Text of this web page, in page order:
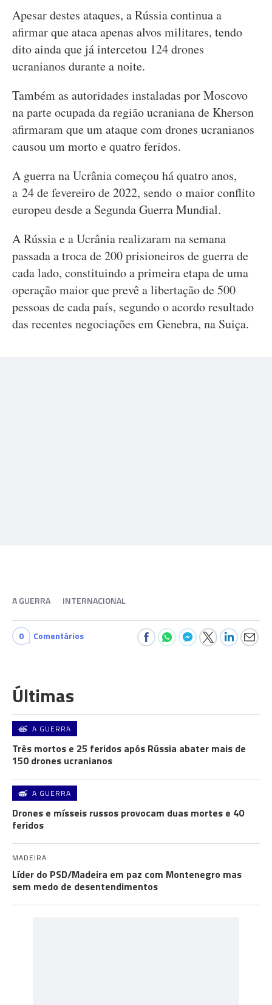
Apesar destes ataques, a Rússia continua a
afirmar que ataca apenas alvos militares, tendo
dito ainda que já intercetou 124 drones
ucranianos durante a noite.
Também as autoridades instaladas por Moscovo
na parte ocupada da região ucraniana de Kherson
afirmaram que um ataque com drones ucranianos
causou um morto e quatro feridos.
A guerra na Ucrânia começou há quatro anos,
a 24 de fevereiro de 2022, sendo o maior conflito
europeu desde a Segunda Guerra Mundial.
A Rússia e a Ucrânia realizaram na semana
passada a troca de 200 prisioneiros de guerra de
cada lado, constituindo a primeira etapa de uma
operação maior que prevê a libertação de 500
pessoas de cada país, segundo o acordo resultado
das recentes negociações em Genebra, na Suiça.
A GUERRA INTERNACIONAL
0 Comentários
Últimas
A GUERRA
Três mortos e 25 feridos após Rússia abater mais de
150 drones ucranianos
A GUERRA
Drones e mísseis russos provocam duas mortes e 40
feridos
MADEIRA
Líder do PSD/Madeira em paz com Montenegro mas
sem medo de desentendimentos